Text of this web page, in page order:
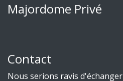
Majordome Privé
Contact
Nous serions ravis